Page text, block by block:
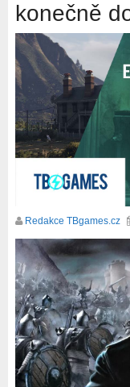
konečně
Redakce TBgames.cz